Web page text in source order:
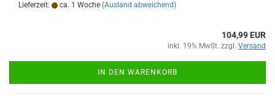
Lieferzeit: ca. 1 Woche (Ausland abweichend)
104,99 EUR
inkl. 19% MwSt. zzgl. Versand
IN DEN WARENKORB